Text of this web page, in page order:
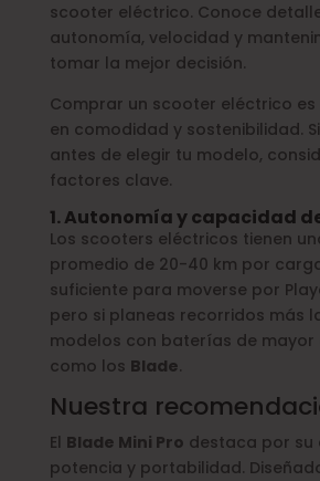
scooter eléctrico. Conoce
autonomía, velocidad y
tomar la mejor decisión.
Comprar un scooter eléctrico es
en comodidad y sostenibilidad.
antes de elegir tu modelo,
factores clave.
1. Autonomía y capacidad
Los scooters eléctricos tienen
promedio de 20-40 km por
suficiente para moverse por
pero si planeas recorridos más
modelos con baterías de mayor
como los Blade.
Nuestra
El Blade Mini Pro destaca por su
potencia y portabilidad.